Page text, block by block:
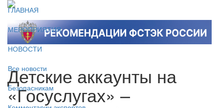
ГЛАВНАЯ
МЕРОПРИЯТИЯ
НОВОСТИ
Все новости
Безопасникам
Детские аккаунты на
«Госуслугах» –